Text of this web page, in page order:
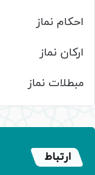
احکام نماز
ارکان نماز
مبطلات نماز
ارتباط